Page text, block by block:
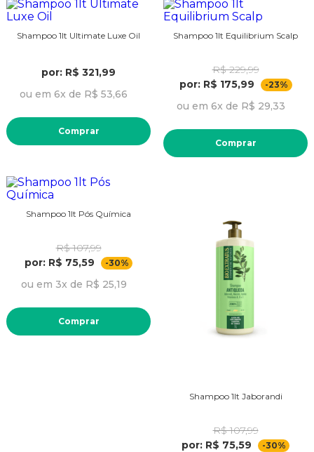
Shampoo 1lt Ultimate Luxe Oil
por: R$ 321,99
ou em 6x de R$ 53,66
Comprar
Shampoo 1lt Equilibrium Scalp
R$ 229,99
por: R$ 175,99
-23%
ou em 6x de R$ 29,33
Comprar
Shampoo 1lt Pós Química
R$ 107,99
por: R$ 75,59
-30%
ou em 3x de R$ 25,19
Comprar
Shampoo 1lt Jaborandi
R$ 107,99
por: R$ 75,59
-30%